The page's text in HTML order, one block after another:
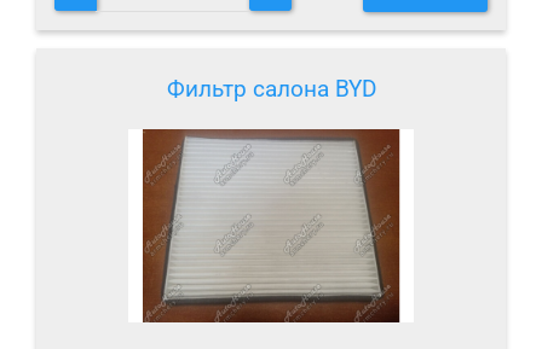
Фильтр салона BYD